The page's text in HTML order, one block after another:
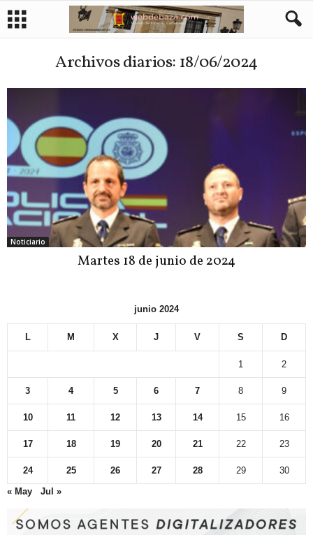
Archivos diarios: 18/06/2024
Noticiario
Martes 18 de junio de 2024
junio 2024
L M X J V S D
1 2
3 4 5 6 7 8 9
10 11 12 13 14 15 16
17 18 19 20 21 22 23
24 25 26 27 28 29
30
« May
Jul »